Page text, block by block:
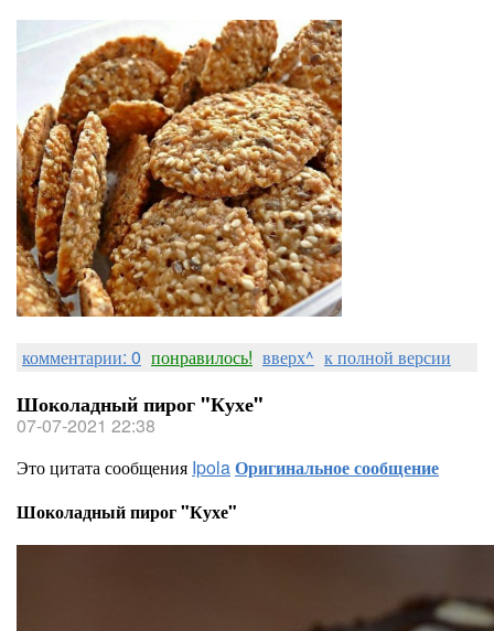
комментарии: 0 понравилось! вверх^ к полной версии
Шоколадный пирог "Кухе"
07-07-2021 22:38
Это цитата сообщения IpolaОригинальное сообщение
Шоколадный пирог "Кухе"